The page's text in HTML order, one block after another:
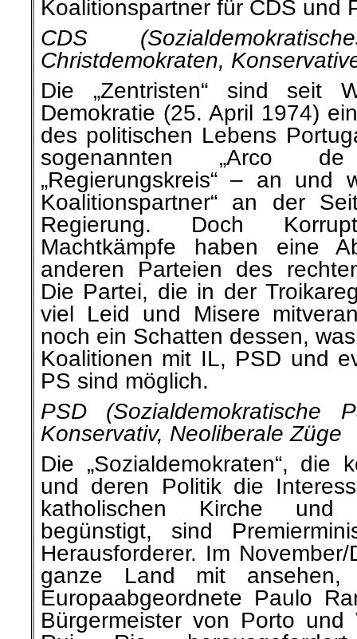
Koalitionspartner für CDS und
CDS
Christdemokraten,
Die „Zentristen“ sind seit
Demokratie (25. April 1974)
des politischen Lebens
sogenannten „Arco
„Regierungskreis“ – an und
Koalitionspartner“ an der
Regierung. Doch
Machtkämpfe haben eine
anderen Parteien des
Die Partei, die in der
viel Leid und Misere
noch ein Schatten dessen,
Koalitionen mit IL, PSD und
PS sind möglich.
PSD (Sozialdemokratische
Konservativ, Neoliberale Züge
Die „Sozialdemokraten“, die
und deren Politik die
katholischen Kirche und
begünstigt, sind
Herausforderer. Im
ganze Land mit ansehen,
Europaabgeordnete Paulo
Bürgermeister von Porto und